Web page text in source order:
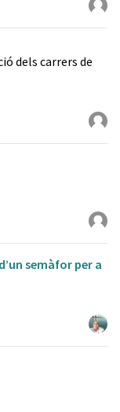
dels carrers de
semàfor per a